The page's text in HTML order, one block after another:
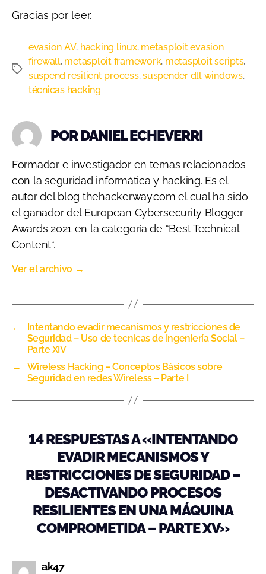
Gracias por leer.
evasion AV, hacking linux, metasploit evasion
firewall, metasploit framework, metasploit scripts,
suspend resilient process,suspender dll windows,
técnicas hacking
POR DANIEL ECHEVERRI
Formador e investigador en temas relacionados
con la seguridad informática y hacking. Es el
autor del blog thehackerway.com el cual ha sido
el ganador del European Cybersecurity Blogger
Awards 2021 en la categoría de “Best Technical
Content“.
Ver el archivo →
←
Intentando evadir mecanismos y restricciones de
Seguridad – Uso de tecnicas de Ingeniería Social –
Parte XIV
→
Wireless Hacking – Conceptos Básicos sobre
Seguridad en redes Wireless – Parte I
14 RESPUESTAS A «INTENTANDO
EVADIR MECANISMOS Y
RESTRICCIONES DE SEGURIDAD –
DESACTIVANDO PROCESOS
RESILIENTES EN UNA MÁQUINA
COMPROMETIDA – PARTE XV»
ak47